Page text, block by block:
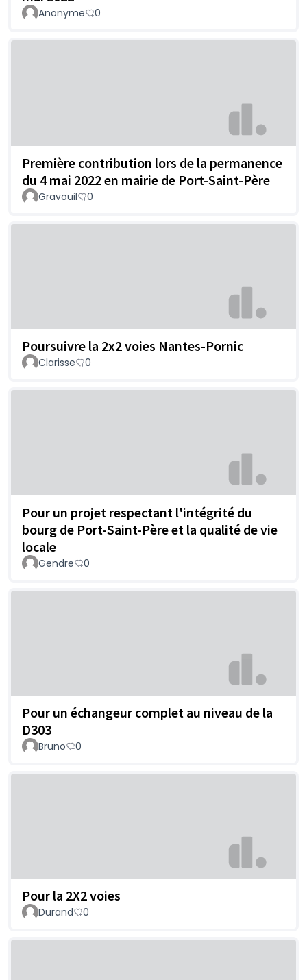
Anonyme 0
Première contribution lors de la permanence
du 4 mai 2022 en mairie de Port-Saint-Père
Gravouil 0
Poursuivre la 2x2 voies Nantes-Pornic
Clarisse 0
Pour un projet respectant l'intégrité du
bourg de Port-Saint-Père et la qualité de vie
locale
Gendre 0
Pour un échangeur complet au niveau de la
D303
Bruno 0
Pour la 2X2 voies
Durand 0